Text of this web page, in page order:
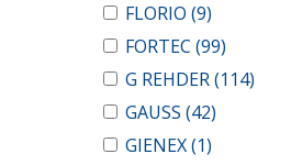
FLORIO (9)
FORTEC (99)
G REHDER(114)
GAUSS (42)
GIENEX(1)